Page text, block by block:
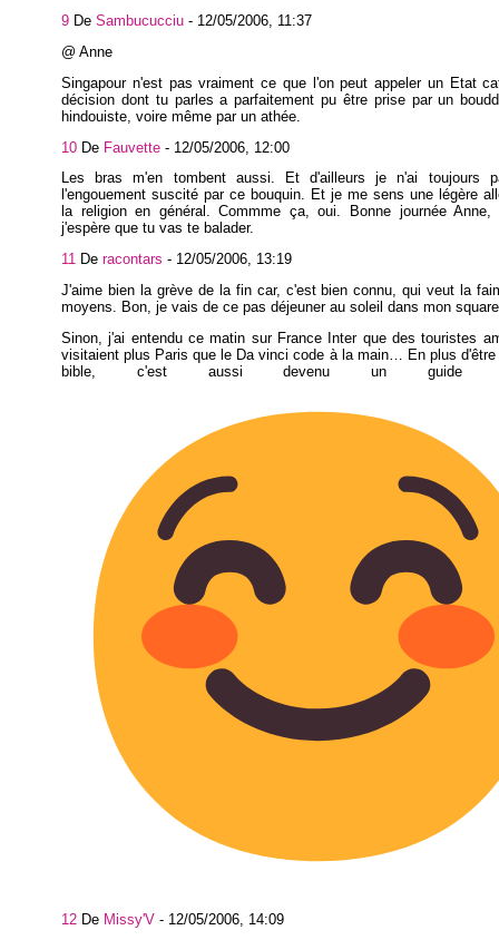
9 De Sambucucciu - 12/05/2006, 11:37
@ Anne
Singapour n'est pas vraiment ce que l'on peut appeler un Etat
décision dont tu parles a parfaitement pu être prise par un
hindouiste, voire même par un athée.
10 De Fauvette - 12/05/2006, 12:00
Les bras m'en tombent aussi. Et d'ailleurs je n'ai toujours
l'engouement suscité par ce bouquin. Et je me sens une légère
la religion en général. Commme ça, oui. Bonne journée
j'espère que tu vas te balader.
11 De racontars - 12/05/2006, 13:19
J'aime bien la grève de la fin car, c'est bien connu, qui veut la
moyens. Bon, je vais de ce pas déjeuner au soleil dans mon
Sinon, j'ai entendu ce matin sur France Inter que des touristes
visitaient plus Paris que le Da vinci code à la main… En plus d'être
bible, c'est aussi devenu un guide
12 De Missy'V - 12/05/2006, 14:09